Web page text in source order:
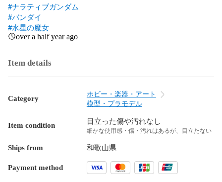
#ナラティブガンダム
#バンダイ
#水星の魔女
over a half year ago
Item details
Category
ホビー・楽器・アート
模型・プラモデル
Item condition 目立った傷や汚れなし
細かな使用感・傷・汚れはあるが、目立たない
Ships from 和歌山県
Payment method